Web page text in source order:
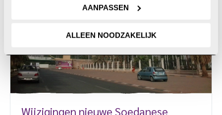
AANPASSEN
ALLEEN NOODZAKELIJK
Wijzigingen nieuwe Soedanese